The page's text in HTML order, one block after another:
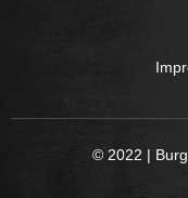
© 2022 |